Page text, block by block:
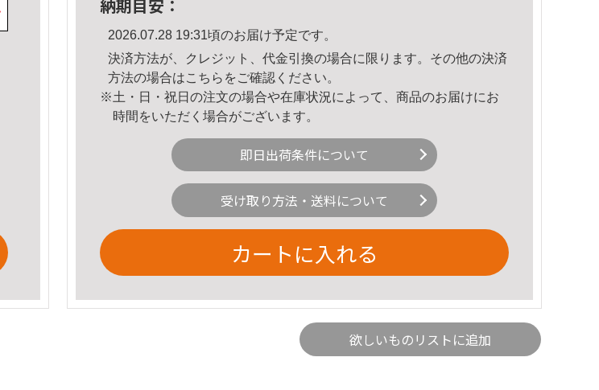
納期目安：
2026.07.28 19:31頃のお届け予定です。
決済方法が、クレジット、代金引換の場合に限ります。その他の決済
方法の場合はこちら をご確認ください。
※土・日・祝日の注文の場合や在庫状況によって、商品のお届けにお
時間をいただく場合がございます。
即日出荷条件について
受け取り方法・送料について
カートに入れる
欲しいものリストに追加